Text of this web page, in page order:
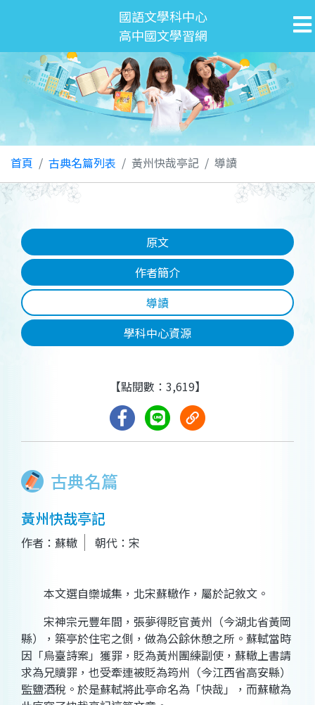
國語文學科中心
高中國文學習網
首頁 古典名篇列表 黃州快哉亭記 導讀
原文
作者簡介
導讀
學科中心資源
【點閱數：3,619】
古典名篇
黃州快哉亭記
作者：蘇轍 朝代：宋
本文選自欒城集，北宋蘇轍作，屬於記敘文。
宋神宗元豐年間，張夢得貶官黃州（今湖北省黃岡
縣），築亭於住宅之側，做為公餘休憩之所。蘇軾當時
因「烏臺詩案」獲罪，貶為黃州團練副使，蘇轍上書請
求為兄贖罪，也受牽連被貶為筠州（今江西省高安縣）
監鹽酒稅。於是蘇軾將此亭命名為「快哉」，而蘇轍為